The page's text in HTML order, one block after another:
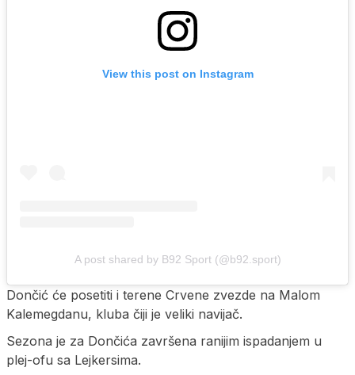
View this post on Instagram
A post shared by B92 Sport (@b92.sport)
Dončić će posetiti i terene Crvene zvezde na Malom
Kalemegdanu, kluba čiji je veliki navijač.
Sezona je za Dončića završena ranijim ispadanjem u
plej-ofu sa Lejkersima.